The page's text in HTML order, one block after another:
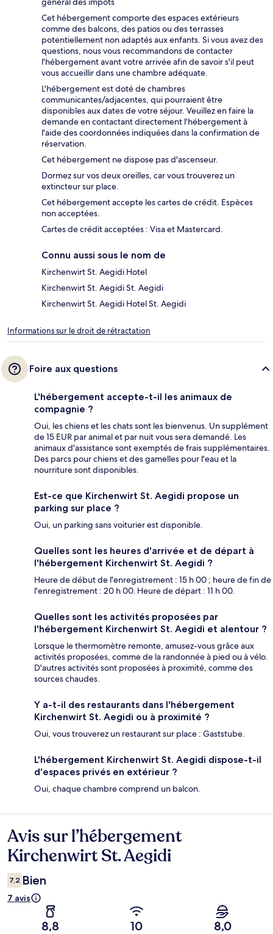
Cet hébergement comporte des espaces extérieurs
comme des balcons, des patios ou des terrasses
potentiellement non adaptés aux enfants. Si vous avez des
questions, nous vous recommandons de contacter
l'hébergement avant votre arrivée afin de savoir s'il peut
vous accueillir dans une chambre adéquate.
L'hébergement est doté de chambres
communicantes/adjacentes, qui pourraient être
disponibles aux dates de votre séjour. Veuillez en faire la
demande en contactant directement l'hébergement à
l'aide des coordonnées indiquées dans la confirmation de
réservation.
Cet hébergement ne dispose pas d'ascenseur.
Dormez sur vos deux oreilles, car vous trouverez un
extincteur sur place.
Cet hébergement accepte les cartes de crédit. Espèces
non acceptées.
Cartes de crédit acceptées : Visa et Mastercard.
Connu aussi sous le nom de
Kirchenwirt St. Aegidi Hotel
Kirchenwirt St. Aegidi St. Aegidi
Kirchenwirt St. Aegidi Hotel St. Aegidi
Informations sur le droit de rétractation
Foire aux questions
L'hébergement accepte-t-il les animaux de
compagnie ?
Oui, les chiens et les chats sont les bienvenus. Un supplément
de 15 EUR par animal et par nuit vous sera demandé. Les
animaux d'assistance sont exemptés de frais supplémentaires.
Des parcs pour chiens et des gamelles pour l'eau et la
nourriture sont disponibles.
Est-ce que Kirchenwirt St. Aegidi propose un
parking sur place ?
Oui, un parking sans voiturier est disponible.
Quelles sont les heures d'arrivée et de départ à
l'hébergement Kirchenwirt St. Aegidi ?
Heure de début de l'enregistrement : 15 h 00 ; heure de fin de
l'enregistrement : 20 h 00. Heure de départ : 11 h 00.
Quelles sont les activités proposées par
l'hébergement Kirchenwirt St. Aegidi et alentour ?
Lorsque le thermomètre remonte, amusez-vous grâce aux
activités proposées, comme de la randonnée à pied ou à vélo.
D'autres activités sont proposées à proximité, comme des
sources chaudes.
Y a-t-il des restaurants dans l'hébergement
Kirchenwirt St. Aegidi ou à proximité ?
Oui, vous trouverez un restaurant sur place : Gaststube.
L'hébergement Kirchenwirt St. Aegidi dispose-t-il
d'espaces privés en extérieur ?
Oui, chaque chambre comprend un balcon.
Avis
Avis sur l’hébergement
Kirchenwirt St. Aegidi
7,2 Bien
7 avis
8,8 10 8,0